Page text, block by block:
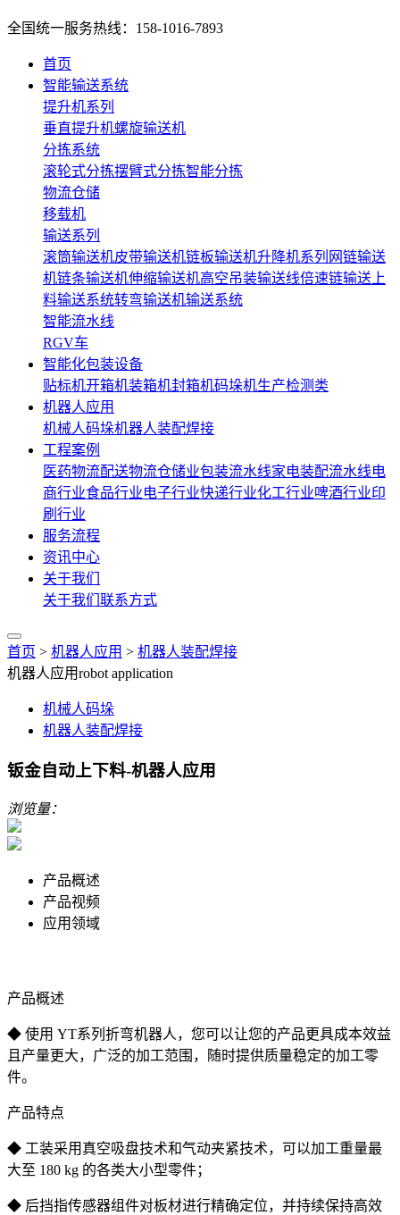
全国统一服务热线：158-1016-7893
首页
智能输送系统
提升机系列
垂直提升机螺旋输送机
分拣系统
滚轮式分拣摆臂式分拣智能分拣
物流仓储
移载机
输送系列
滚筒输送机皮带输送机链板输送机升降机系列 网链输送
机链条输送机伸缩输送机高空吊装输送线倍速链输送 上
料输送系统转弯输送机输送系统
智能流水线
RGV车
智能化包装设备
贴标机开箱机装箱机封箱机码垛机生产检测类
机器人应用
机械人码垛机器人装配焊接
工程案例
医药物流配送物流仓储业包装流水线家电装配流水线电
商行业食品行业电子行业快递行业化工行业啤酒行业印
刷行业
服务流程
资讯中心
关于我们
关于我们 联系方式
首页 > 机器人应用 > 机器人装配焊接
机器人应用robot application
机械人码垛
机器人装配焊接
钣金自动上下料-机器人应用
浏览量：
产品概述
产品视频
应用领域
产品概述
◆ 使用 YT系列折弯机器人，您可以让您的产品更具成本效益
且产量更大，广泛的加工范围，随时提供质量稳定的加工零
件。
产品特点
◆ 工装采用真空吸盘技术和气动夹紧技术，可以加工重量最
大至 180 kg 的各类大小型零件；
◆ 后挡指传感器组件对板材进行精确定位，并持续保持高效